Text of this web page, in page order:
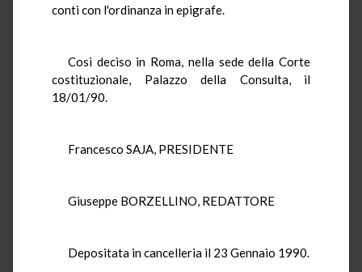
conti con l'ordinanza in epigrafe.
Così deciso in Roma, nella sede della Corte
costituzionale, Palazzo della Consulta, il
18/01/90.
Francesco SAJA, PRESIDENTE
Giuseppe BORZELLINO, REDATTORE
Depositata in cancelleria il 23 Gennaio 1990.